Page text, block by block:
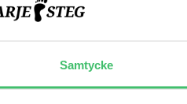
Samtycke
lära sig rätt teknik
–